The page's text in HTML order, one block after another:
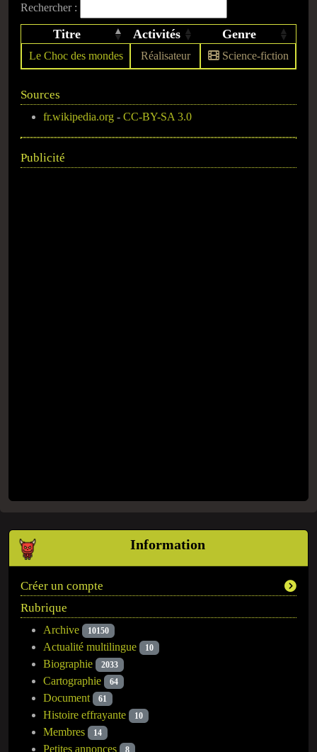
Information
Créer un compte
Rubrique
Archive 10150
Actualité multilingue 10
Biographie 2033
Cartographie 64
Document 61
Histoire effrayante 10
Membres 14
Petites annonces 8
Rechercher :
Titre Activités Genre
Le Choc des mondes Réalisateur Science-fiction
Sources
fr.wikipedia.org - CC-BY-SA 3.0
Publicité